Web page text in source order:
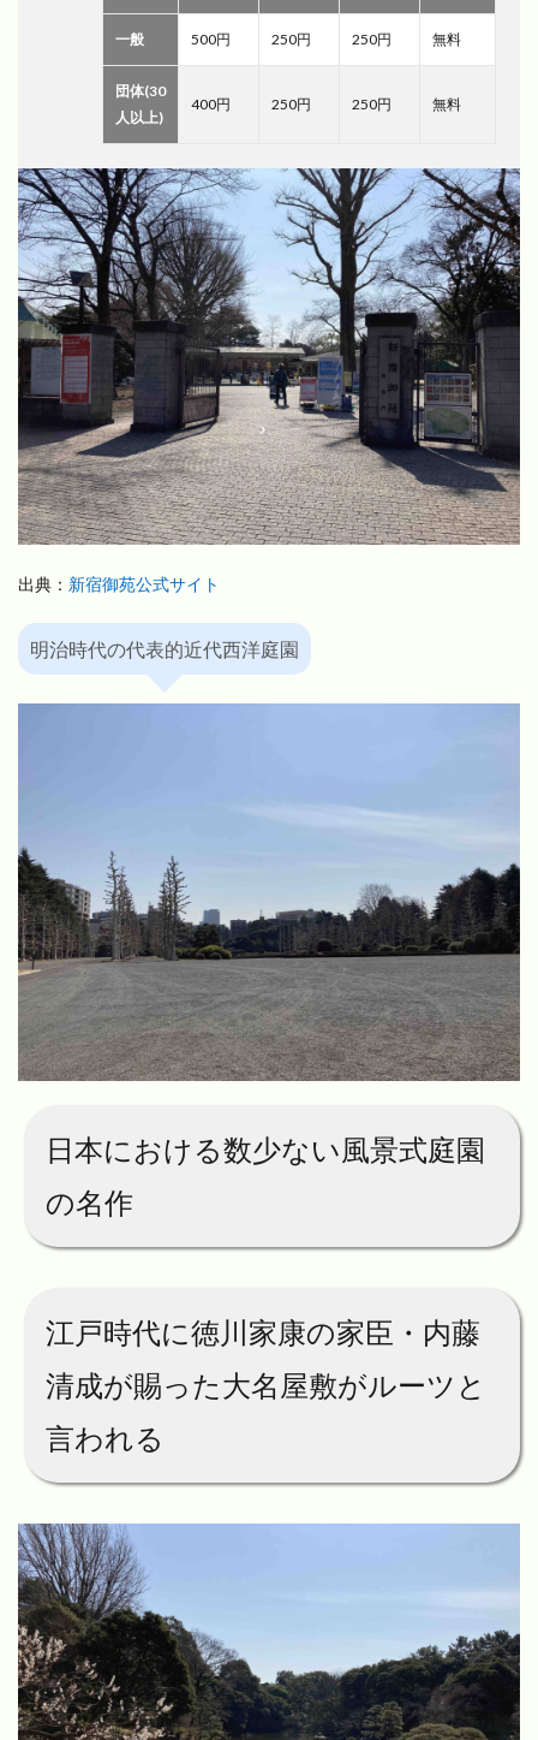
一般 500円 250円 250円 無料
団体(30
人以上)
400円 250円 250円 無料
出典： 新宿御苑公式サイト
明治時代の代表的近代西洋庭園
日本における数少ない風景式庭園
の名作
江戸時代に徳川家康の家臣・内藤
清成が賜った大名屋敷がルーツと
言われる